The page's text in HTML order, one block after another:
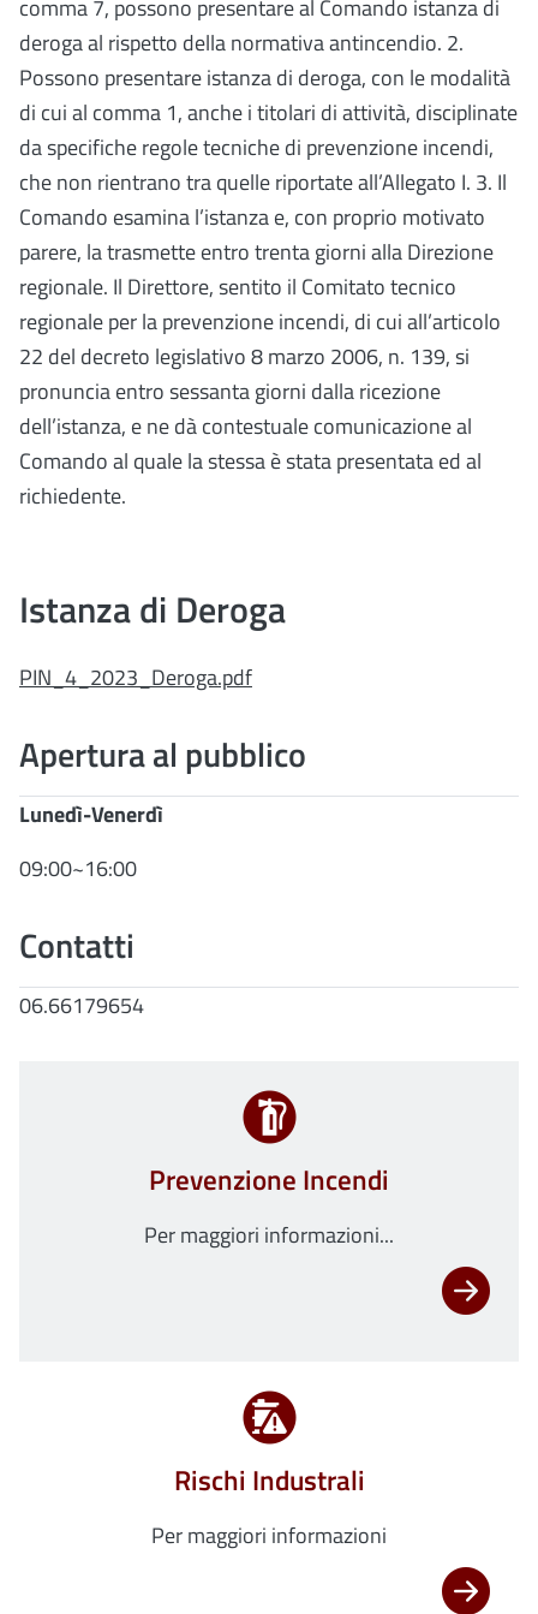
comma 7, possono presentare al Comando istanza di
deroga al rispetto della normativa antincendio. 2.
Possono presentare istanza di deroga, con le modalità
di cui al comma 1, anche i titolari di attività, disciplinate
da specifiche regole tecniche di prevenzione incendi,
che non rientrano tra quelle riportate all’Allegato I. 3. Il
Comando esamina l’istanza e, con proprio motivato
parere, la trasmette entro trenta giorni alla Direzione
regionale. Il Direttore, sentito il Comitato tecnico
regionale per la prevenzione incendi, di cui all’articolo
22 del decreto legislativo 8 marzo 2006, n. 139, si
pronuncia entro sessanta giorni dalla ricezione
dell’istanza, e ne dà contestuale comunicazione al
Comando al quale la stessa è stata presentata ed al
richiedente.
Istanza di Deroga
PIN_4_2023_Deroga.pdf
Apertura al pubblico
Lunedì-Venerdì
09:00~16:00
Contatti
06.66179654
Prevenzione Incendi
Per maggiori informazioni...
Rischi Industrali
Per maggiori informazioni